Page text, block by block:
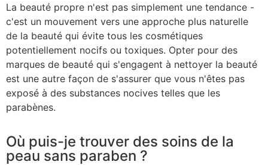
La beauté propre n'est pas simplement une tendance -
c'est un mouvement vers une approche plus naturelle
de la beauté qui évite tous les cosmétiques
potentiellement nocifs ou toxiques. Opter pour des
marques de beauté qui s'engagent à nettoyer la beauté
est une autre façon de s'assurer que vous n'êtes pas
exposé à des substances nocives telles que les
parabènes.
Où puis-je trouver des soins de la
peau sans paraben ?